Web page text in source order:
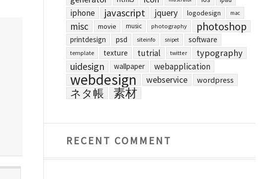
iphone javascript jquery logodesign mac
misc movie music photography photoshop
printdesign psd siteinfo snipet software
template texture tutrial twitter typography
uidesign wallpaper webapplication
webdesign webservice wordpress
ネタ帳 素材
RECENT COMMENT